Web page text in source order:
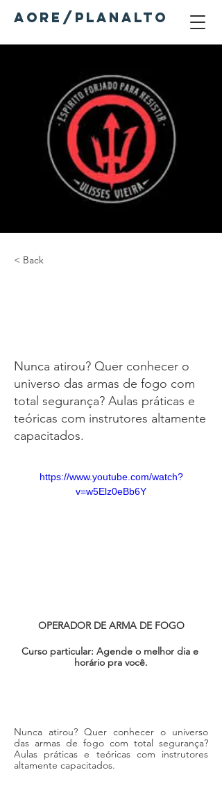
AORE/PLANALTO
< Back
Nunca atirou? Quer conhecer o
universo das armas de fogo com
total segurança? Aulas práticas e
teóricas com instrutores altamente
capacitados.
https://www.youtube.com/watch?
v=w5Elz0eBb6Y
OPERADOR DE ARMA DE FOGO
Curso particular: Agende o melhor dia e
horário pra você.
Nunca atirou? Quer conhecer o universo
das armas de fogo com total segurança?
Aulas práticas e teóricas com instrutores
altamente capacitados.